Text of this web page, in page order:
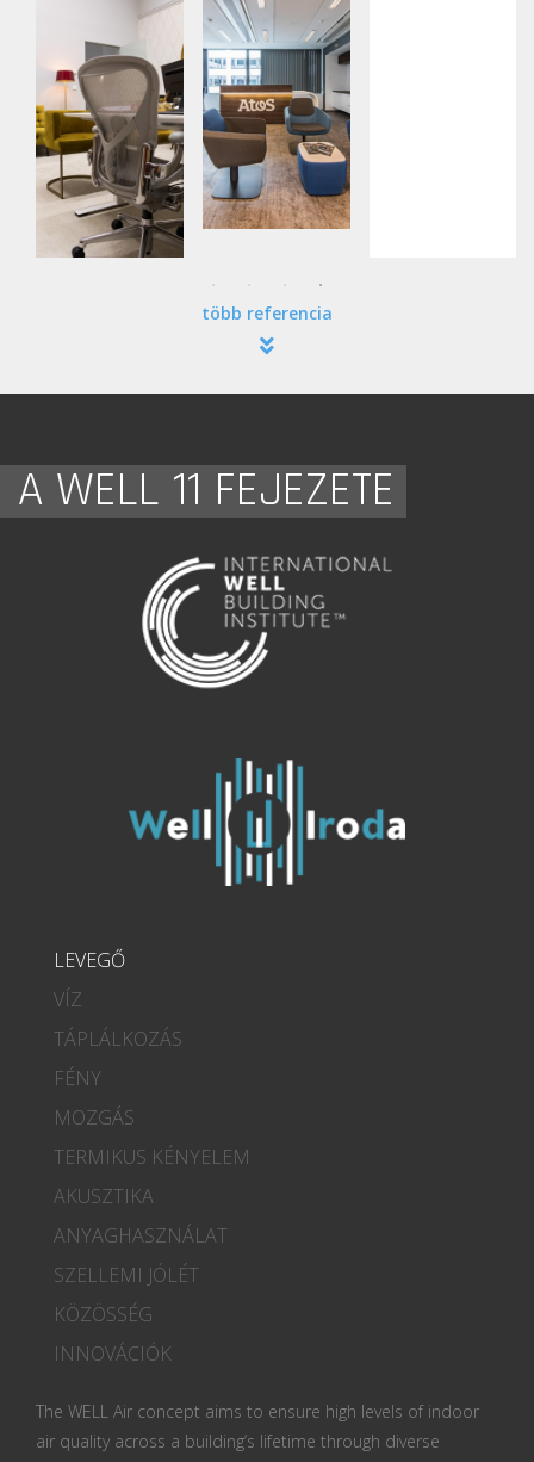
több referencia
A WELL 11 FEJEZETE
LEVEGŐ
VÍZ
TÁPLÁLKOZÁS
FÉNY
MOZGÁS
TERMIKUS KÉNYELEM
AKUSZTIKA
ANYAGHASZNÁLAT
SZELLEMI JÓLÉT
KÖZÖSSÉG
INNOVÁCIÓK
The WELL Air concept aims to ensure high levels of indoor
air quality across a building’s lifetime through diverse